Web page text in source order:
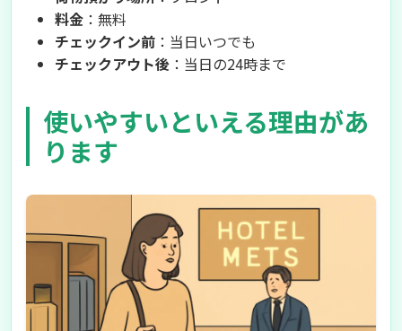
料金 ：無料
チェックイン前 ：当日いつでも
チェックアウト後 ：当日の24時まで
使いやすいといえる理由があ
ります